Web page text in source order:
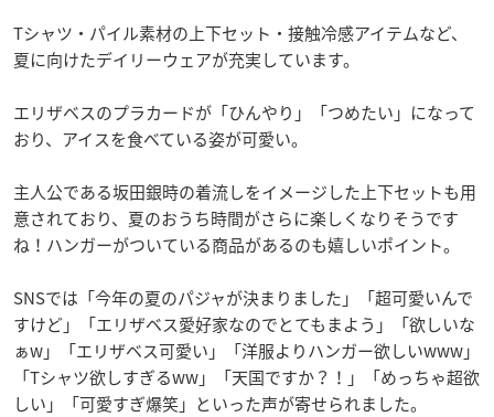
Tシャツ・パイル素材の上下セット・接触冷感アイテムなど、
夏に向けたデイリーウェアが充実しています。
エリザベスのプラカードが「ひんやり」「つめたい」になって
おり、アイスを食べている姿が可愛い。
主人公である坂田銀時の着流しをイメージした上下セットも用
意されており、夏のおうち時間がさらに楽しくなりそうです
ね！ハンガーがついている商品があるのも嬉しいポイント。
SNSでは「今年の夏のパジャが決まりました」「超可愛いんで
すけど」「エリザベス愛好家なのでとてもまよう」「欲しいな
ぁw」「エリザベス可愛い」「洋服よりハンガー欲しいwww」
「Tシャツ欲しすぎるww」「天国ですか？！」「めっちゃ超欲
しい」「可愛すぎ爆笑」といった声が寄せられました。